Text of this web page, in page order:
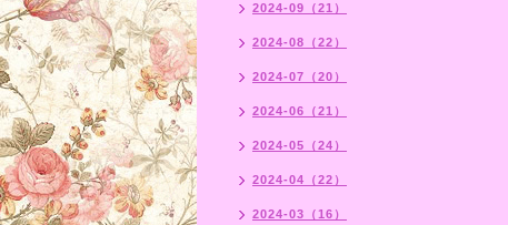
2024-09（21）
2024-08（22）
2024-07（20）
2024-06（21）
2024-05（24）
2024-04（22）
2024-03（16）